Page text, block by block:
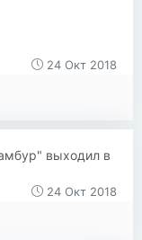
24 Окт 2018
выходил в
24 Окт 2018